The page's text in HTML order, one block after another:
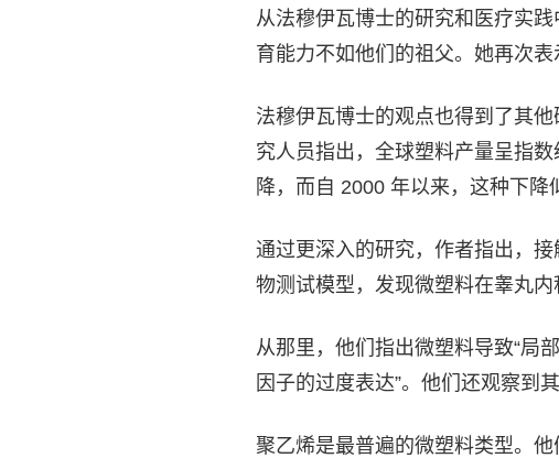
从法穆伊瓦博士的研究和医疗实
育能力不如他们的祖父。她再次表
法穆伊瓦博士的观点也得到了其
究人员指出，全球塑料产量呈指
降，而自 2000 年以来，这种下降
通过更深入的研究，作者指出，
物测试模型，发现微塑料在睾丸内
从那里，他们指出微塑料导致“
因子的过度表达”。他们还观察到
聚乙烯是最普遍的微塑料类型。